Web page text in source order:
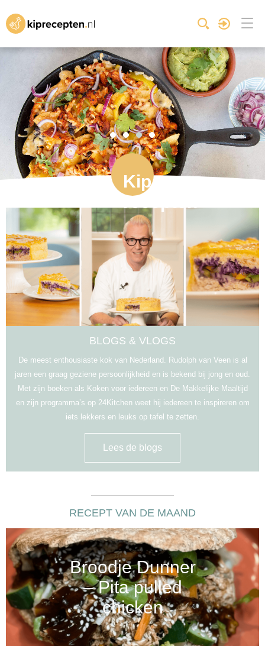
Kip
recepten
BLOGS & VLOGS
De meest enthousiaste kok van Nederland. Rudolph van Veen is al
jaren een graag geziene persoonlijkheid en is bekend bij jong en oud.
Met zijn boeken als Koken voor iedereen en De Makkelijke Maaltijd
en zijn programma’s op 24Kitchen weet hij iedereen te inspireren om
iets lekkers en leuks op tafel te zetten.
Lees de blogs
RECEPT VAN DE MAAND
Broodje Dunner
– Pita pulled
chicken